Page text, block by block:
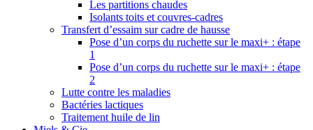
Les partitions chaudes
Isolants toits et couvres-cadres
Transfert d’essaim sur cadre de hausse
Pose d’un corps du ruchette sur le maxi+ : étape
1
Pose d’un corps du ruchette sur le maxi+ : étape
2
Lutte contre les maladies
Bactéries lactiques
Traitement huile de lin